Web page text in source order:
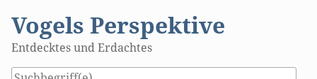
content
Vogels Perspektive
Entdecktes und Erdachtes